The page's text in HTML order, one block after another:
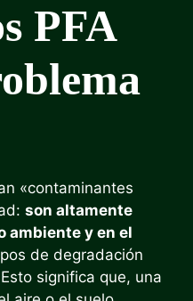
PFA
«contaminantes
son altamente
ambiente y en el
de degradación
significa que, una